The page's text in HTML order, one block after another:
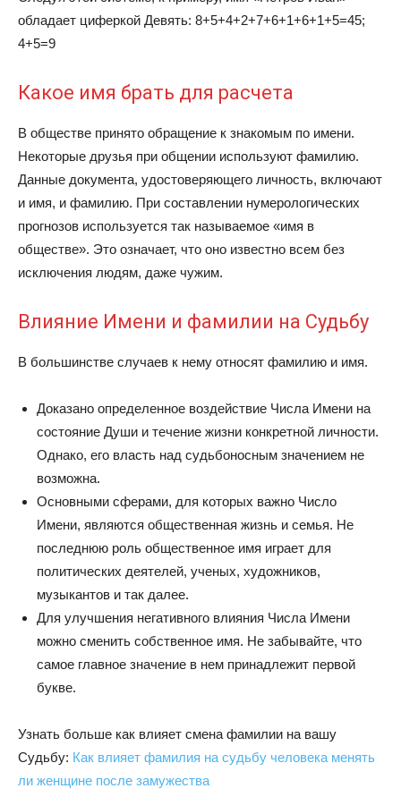
обладает циферкой Девять: 8+5+4+2+7+6+1+6+1+5=45;
4+5=9
Какое имя брать для расчета
В обществе принято обращение к знакомым по имени.
Некоторые друзья при общении используют фамилию.
Данные документа, удостоверяющего личность, включают
и имя, и фамилию. При составлении нумерологических
прогнозов используется так называемое «имя в
обществе». Это означает, что оно известно всем без
исключения людям, даже чужим.
Влияние Имени и фамилии на Судьбу
В большинстве случаев к нему относят фамилию и имя.
Доказано определенное воздействие Числа Имени на
состояние Души и течение жизни конкретной личности.
Однако, его власть над судьбоносным значением не
возможна.
Основными сферами, для которых важно Число
Имени, являются общественная жизнь и семья. Не
последнюю роль общественное имя играет для
политических деятелей, ученых, художников,
музыкантов и так далее.
Для улучшения негативного влияния Числа Имени
можно сменить собственное имя. Не забывайте, что
самое главное значение в нем принадлежит первой
букве.
Узнать больше как влияет смена фамилии на вашу
Судьбу: Как влияет фамилия на судьбу человека менять
ли женщине после замужества